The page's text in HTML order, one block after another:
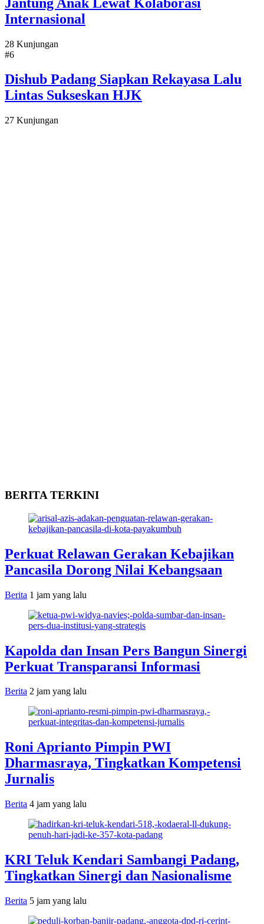
Internasional
28 Kunjungan
#6
Dishub Padang Siapkan Rekayasa Lalu
Lintas Sukseskan HJK
27 Kunjungan
BERITA TERKINI
Perkuat Relawan Gerakan Kebajikan
Pancasila Dorong Nilai Kebangsaan
Berita 1 jam yang lalu
Kapolda dan Insan Pers Bangun Sinergi
Perkuat Transparansi Informasi
Berita 2 jam yang lalu
Roni Aprianto Pimpin PWI
Dharmasraya, Tingkatkan Kompetensi
Jurnalis
Berita 4 jam yang lalu
KRI Teluk Kendari Sambangi Padang,
Tingkatkan Sinergi dan Nasionalisme
Berita 5 jam yang lalu